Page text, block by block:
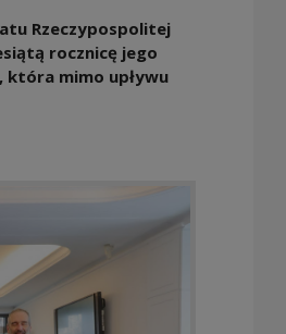
Rzeczypospolitej
rocznicę jego
mimo upływu